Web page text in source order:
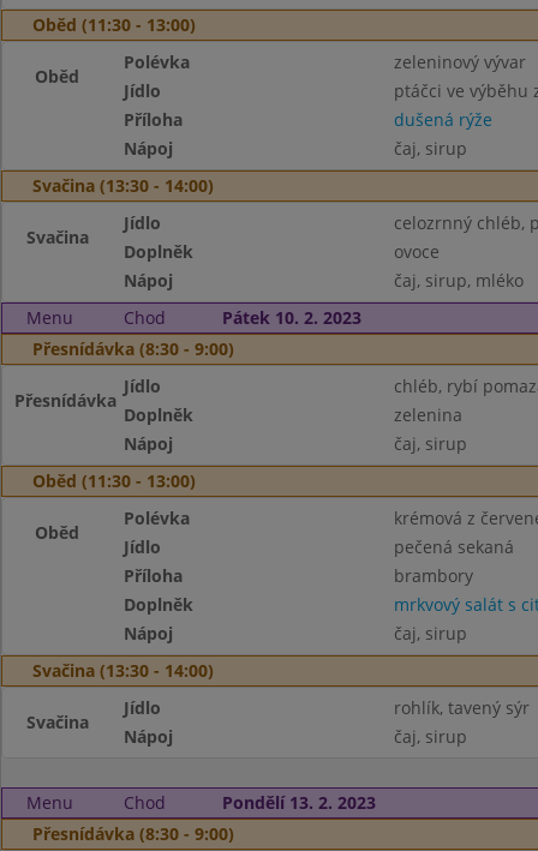
Oběd (11:30 - 13:00)
Oběd
Polévka
zeleninový vývar
Jídlo
ptáčci ve výběhu
Příloha
dušená rýže
Nápoj
čaj, sirup
Svačina (13:30 - 14:00)
Svačina
Jídlo
celozrnný chléb,
Doplněk
ovoce
Nápoj
čaj, sirup, mléko
Menu
Chod
Pátek 10. 2. 2023
Přesnídávka (8:30 - 9:00)
Přesnídávka
Jídlo
chléb, rybí
Doplněk
zelenina
Nápoj
čaj, sirup
Oběd (11:30 - 13:00)
Oběd
Polévka
krémová z
Jídlo
pečená sekaná
Příloha
brambory
Doplněk
mrkvový salát s
Nápoj
čaj, sirup
Svačina (13:30 - 14:00)
Svačina
Jídlo
rohlík, tavený sýr
Nápoj
čaj, sirup
Menu Chod
Pondělí 13. 2. 2023
Přesnídávka (8:30 - 9:00)